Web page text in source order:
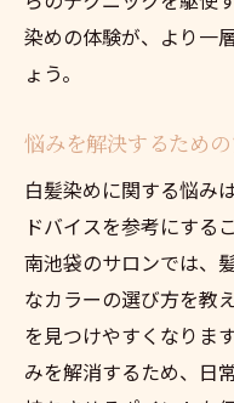
染めの体験が、より一
ょう。
悩みを解決するため
白髪染めに関する悩み
ドバイスを参考にする
南池袋のサロンでは、
なカラーの選び方を教
を見つけやすくなりま
みを解消するため、日